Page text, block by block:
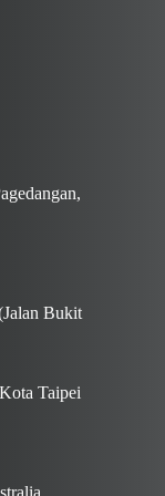
Bukit
Taipei